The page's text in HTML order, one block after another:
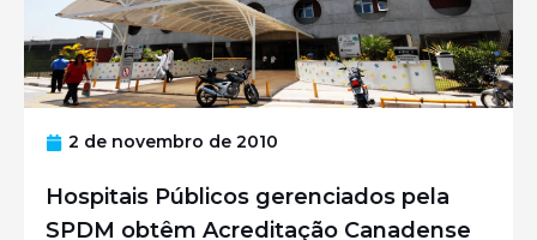
2 de novembro de 2010
Hospitais Públicos gerenciados pela
SPDM obtêm Acreditação Canadense